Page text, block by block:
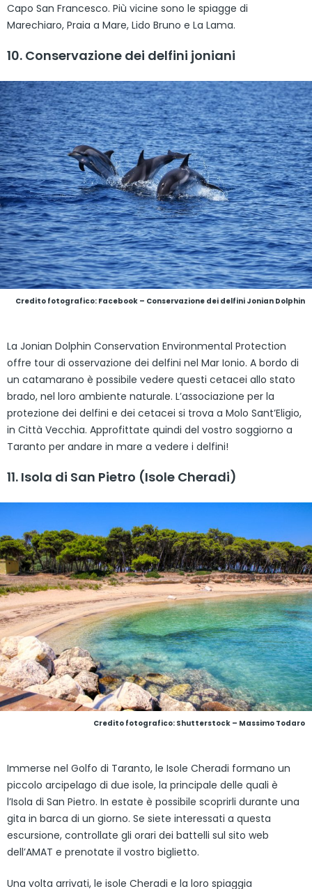
Capo San Francesco. Più vicine sono le spiagge di
Marechiaro, Praia a Mare, Lido Bruno e La Lama.
10. Conservazione dei delfini joniani
Credito fotografico: Facebook – Conservazione dei delfini Jonian Dolphin
La Jonian Dolphin Conservation Environmental Protection
offre tour di osservazione dei delfini nel Mar Ionio. A bordo di
un catamarano è possibile vedere questi cetacei allo stato
brado, nel loro ambiente naturale. L’associazione per la
protezione dei delfini e dei cetacei si trova a Molo Sant’Eligio,
in Città Vecchia. Approfittate quindi del vostro soggiorno a
Taranto per andare in mare a vedere i delfini!
11. Isola di San Pietro (Isole Cheradi)
Credito fotografico: Shutterstock – Massimo Todaro
Immerse nel Golfo di Taranto, le Isole Cheradi formano un
piccolo arcipelago di due isole, la principale delle quali è
l’Isola di San Pietro. In estate è possibile scoprirli durante una
gita in barca di un giorno. Se siete interessati a questa
escursione, controllate gli orari dei battelli sul sito web
dell’AMAT e prenotate il vostro biglietto.
Una volta arrivati, le isole Cheradi e la loro spiaggia